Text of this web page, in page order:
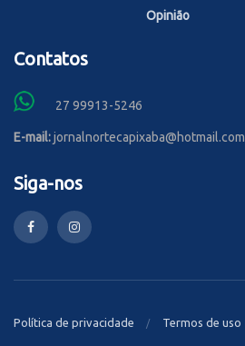
Opinião
Contatos
27 99913-5246
E-mail:jornalnortecapixaba@hotmail.com
Siga-nos
Política de privacidade Termos de uso